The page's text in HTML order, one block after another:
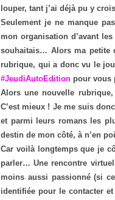
louper, tant j’ai déjà pu y
Seulement je ne manque
mon organisation d’avant
souhaitais… Alors ma petite
rubrique, qui a donc vu le
#JeudiAutoEdition pour vous
Alors une nouvelle
C’est mieux ! Je me suis
et parmi leurs romans les
destin de mon côté, à n’en
Car voilà longtemps que je
parler… Une rencontre
moins aussi passionné (si
identifiée pour le contacter